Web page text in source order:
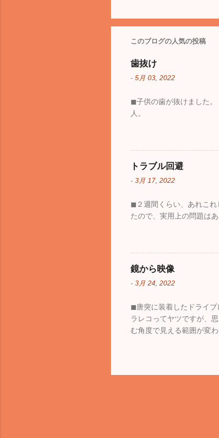
このブログの人気の投稿
歯抜け
- 5月 03, 2022
◼︎子供の歯が抜けました
人。
トラブル回避
- 3月 17, 2022
◼︎２週間くらい、あれこ
たので、実用上の問題は
鏡から映像
- 3月 24, 2022
◼︎唐突に装着したドライブ
ラレコってヤツですが、
む角度で見える範囲が変